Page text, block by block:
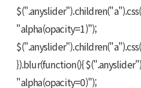
"alpha(opacity=1)");
}).blur(function(){
"alpha(opacity=0)");